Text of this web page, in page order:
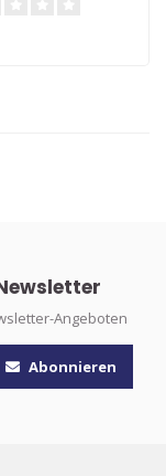
Angeboten
Abonnieren